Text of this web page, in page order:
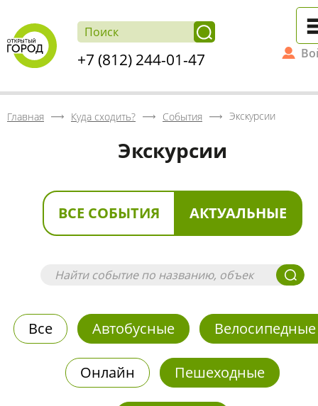
+7 (812) 244-01-47
Главная Куда сходить? События Экскурсии
Экскурсии
ВСЕ СОБЫТИЯ АКТУАЛЬНЫЕ
Все Автобусные Велосипедные
Онлайн Пешеходные